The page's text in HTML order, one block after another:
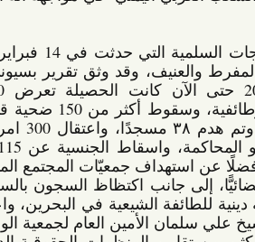
الأمين العام لجمعية الوفاق